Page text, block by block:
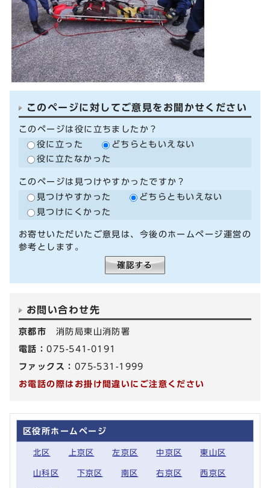
このページに対してご意見をお聞かせください
このページは役に立ちましたか？
役に立った
どちらともいえない
役に立たなかった
このページは見つけやすかったですか？
見つけやすかった
どちらともいえない
見つけにくかった
お寄せいただいたご意見は、今後のホームページ運営の
参考とします。
お問い合わせ先
京都市 消防局東山消防署
電話：075-541-0191
ファックス： 075-531-1999
お電話の際はお掛け間違いにご注意ください
区役所ホームページ
北区 上京区 左京区 中京区 東山区
山科区 下京区 南区 右京区 西京区